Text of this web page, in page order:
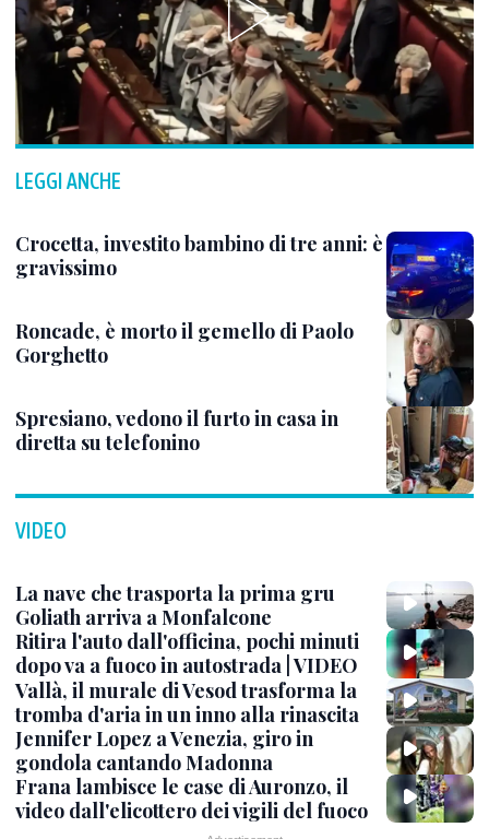
LEGGI ANCHE
Crocetta, investito bambino di tre anni: è
gravissimo
Roncade, è morto il gemello di Paolo
Gorghetto
Spresiano, vedono il furto in casa in
diretta su telefonino
VIDEO
La nave che trasporta la prima gru
Goliath arriva a Monfalcone
Ritira l'auto dall'officina, pochi minuti
dopo va a fuoco in autostrada | VIDEO
Vallà, il murale di Vesod trasforma la
tromba d'aria in un inno alla rinascita
Jennifer Lopez a Venezia, giro in
gondola cantando Madonna
Frana lambisce le case di Auronzo, il
video dall'elicottero dei vigili del fuoco